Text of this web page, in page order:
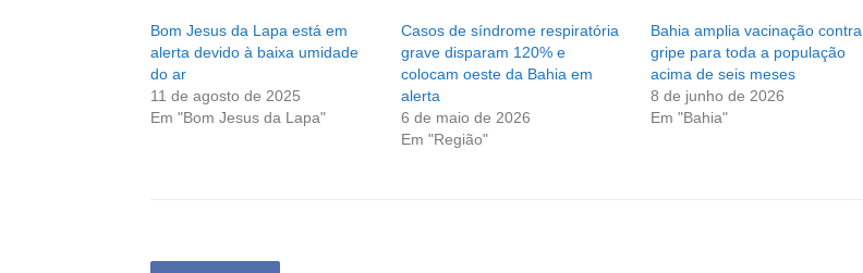
Bom Jesus da Lapa está em
alerta devido à baixa umidade
do ar
11 de agosto de 2025
Em "Bom Jesus da Lapa"
Casos de síndrome respiratória
grave disparam 120% e
colocam oeste da Bahia em
alerta
6 de maio de 2026
Em "Região"
Bahia amplia vacinação contra
gripe para toda a população
acima de seis meses
8 de junho de 2026
Em "Bahia"